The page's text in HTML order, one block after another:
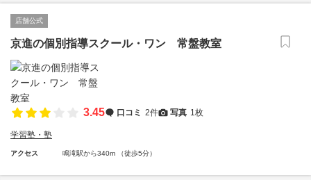
店舗公式
京進の個別指導スクール・ワン 常盤教室
3.45 口コミ 2件 写真 1枚
学習塾・塾
アクセス 鳴滝駅から340m （徒歩5分）